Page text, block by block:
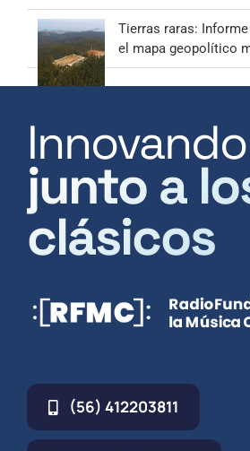
Tierras raras:
el mapa geopolítico
Innovando
junto a
clásicos
(56) 412203811